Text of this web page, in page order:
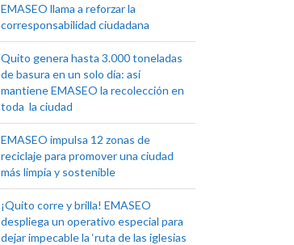
EMASEO llama a reforzar la
corresponsabilidad ciudadana
Quito genera hasta 3.000 toneladas
de basura en un solo día: así
mantiene EMASEO la recolección en
toda la ciudad
EMASEO impulsa 12 zonas de
reciclaje para promover una ciudad
más limpia y sostenible
¡Quito corre y brilla! EMASEO
despliega un operativo especial para
dejar impecable la ‘ruta de las iglesias